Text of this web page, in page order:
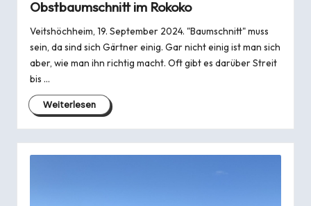
Obstbaumschnitt im Rokoko
Veitshöchheim, 19. September 2024. "Baumschnitt" muss
sein, da sind sich Gärtner einig. Gar nicht einig ist man sich
aber, wie man ihn richtig macht. Oft gibt es darüber Streit
bis …
Weiterlesen